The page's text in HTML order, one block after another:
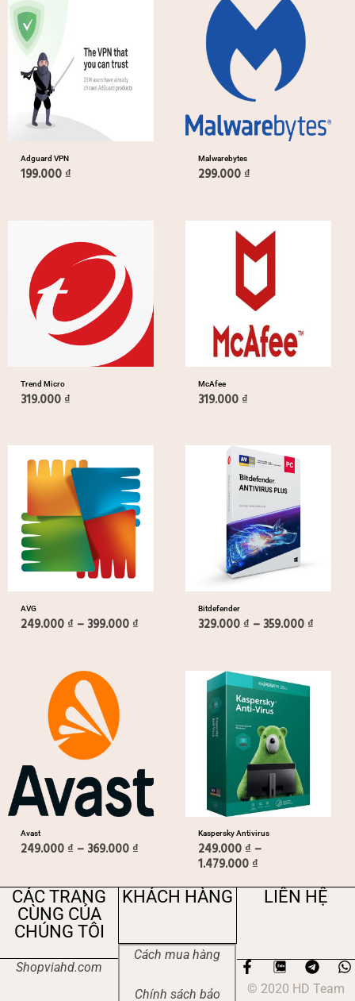
Adguard VPN
199.000 ₫
Malwarebytes
299.000 ₫
Trend Micro
319.000 ₫
McAfee
319.000 ₫
AVG
249.000 ₫ – 399.000 ₫
Khoảng
giá:
từ
249.000 ₫
đến
399.000 ₫
Bitdefender
329.000 ₫ – 359.000 ₫
Khoảng
Avast
249.000 ₫ – 369.000 ₫
Kaspersky Antivirus
249.000 ₫ –
1.479.000 ₫
Khoảng
giá:
từ
249.000 ₫
đến
1.479.000 ₫
CÁC TRANG
CÙNG CỦA
CHÚNG TÔI
Shopviahd.com
KHÁCH HÀNG
Cách mua hàng
Chính sách bảo
LIÊN HỆ
F
a
c
T
e h
a
© 2020 HD Team